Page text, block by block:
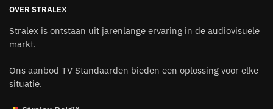
OVER STRALEX
Stralex is ontstaan uit jarenlange ervaring in de audiovisuele
markt.
Ons aanbod TV Standaarden bieden een oplossing voor elke
situatie.